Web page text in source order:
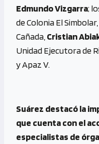
Edmundo Vizgarra;
de Colonia El Simbolar,
Cañada, Cristian
Unidad Ejecutora de
y Apaz V.
Suárez destacó la
que cuenta con el
especialistas de